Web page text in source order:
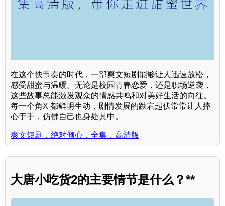
在这个快节奏的时代，一部爽文短剧能够让人迅速放松，
感受甜蜜与温暖。无论是校园青春恋爱，还是职场逆袭，
这些故事总能激发观众的情感共鸣和对美好生活的向往。
每一个角X 都鲜明生动，剧情发展的跌宕起伏常常让人捧
心于手，仿佛自己也身处其中。
爽文短剧，绝对倾心，全集，高清版
大唐小吃货2的主要情节是什么？**